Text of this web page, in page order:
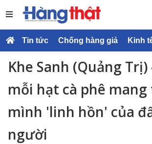
Tin tức Chống hàng giả Kinh
Khe Sanh (Quảng Trị)
mỗi hạt cà phê
mình 'linh hồn' của
người